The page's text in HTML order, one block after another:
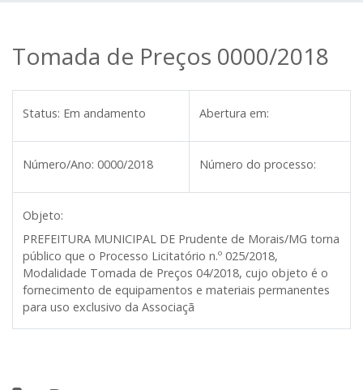
Tomada de Preços 0000/2018
Status: Em andamento Abertura em:
Número/Ano: 0000/2018 Número do processo:
Objeto:
PREFEITURA MUNICIPAL DE Prudente de Morais/MG torna
público que o Processo Licitatório n.º 025/2018,
Modalidade Tomada de Preços 04/2018, cujo objeto é o
fornecimento de equipamentos e materiais permanentes
para uso exclusivo da Associaçã